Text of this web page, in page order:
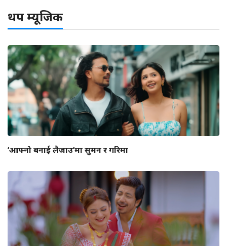
थप म्यूजिक
‘आफ्नो बनाई लैजाउ’मा सुमन र गरिमा